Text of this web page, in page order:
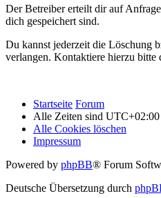
Der Betreiber erteilt dir auf
dich gespeichert sind.
Du kannst jederzeit die Löschung
verlangen. Kontaktiere hierzu bitte
Startseite Forum
Alle Zeiten sind UTC+02:00
Alle Cookies löschen
Impressum
Powered by phpBB® Forum
Deutsche Übersetzung durch